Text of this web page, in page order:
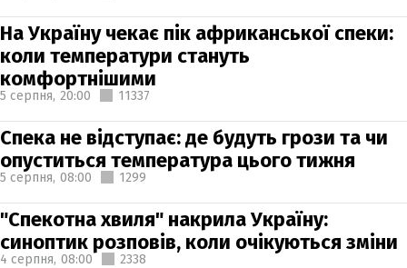
На Україну чекає пік африканської спеки:
коли температури стануть
комфортнішими
5 серпня, 20:00 11337
Спека не відступає: де будуть грози та чи
опуститься температура цього тижня
5 серпня, 08:00 1299
"Спекотна хвиля" накрила Україну:
синоптик розповів, коли очікуються зміни
4 серпня, 08:00 2338